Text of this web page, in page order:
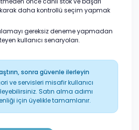
daha kontrollü seçim yapmak
gereksiz deneme yapmadan
kullanıcı senaryoları.
sonra güvenle ilerleyin
ve servisleri misafir kullanıcı
Satın alma adımı
için üyelikle tamamlanır.